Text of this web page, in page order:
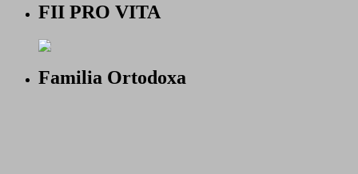
FII PRO VITA
Familia Ortodoxa